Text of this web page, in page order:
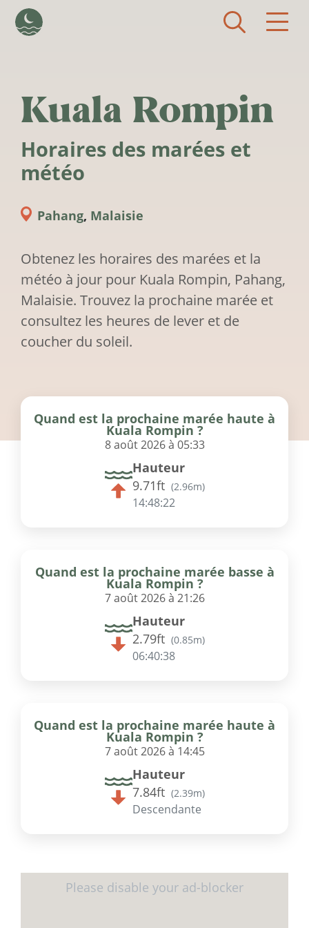
Kuala Rompin
Horaires des marées et
météo
Pahang, Malaisie
Obtenez les horaires des marées et la
météo à jour pour Kuala Rompin, Pahang,
Malaisie. Trouvez la prochaine marée et
consultez les heures de lever et de
coucher du soleil.
Quand est la prochaine marée haute à
Kuala Rompin ?
8 août 2026 à 05:33
Hauteur
9.71ft (2.96m)
14:48:22
Quand est la prochaine marée basse à
Kuala Rompin ?
7 août 2026 à 21:26
Hauteur
2.79ft (0.85m)
06:40:38
Quand est la prochaine marée haute à
Kuala Rompin ?
7 août 2026 à 14:45
Hauteur
7.84ft (2.39m)
Descendante